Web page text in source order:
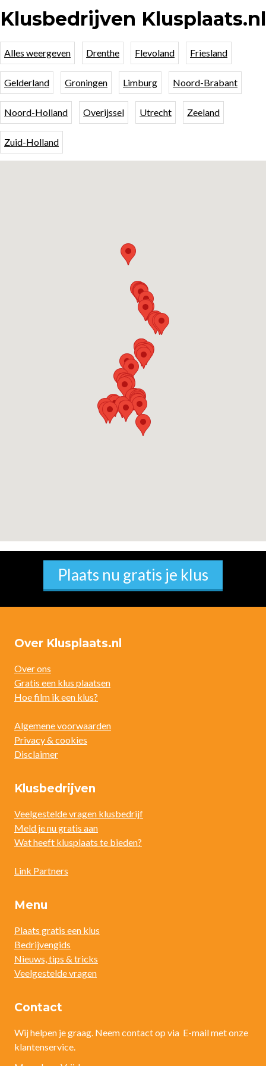
Klusbedrijven Klusplaats.nl
Alles weergeven Drenthe Flevoland Friesland
Gelderland Groningen Limburg Noord-Brabant
Noord-Holland Overijssel Utrecht Zeeland
Zuid-Holland
Plaats nu gratis je klus
Over Klusplaats.nl
Over ons
Gratis een klus plaatsen
Hoe film ik een klus?
Algemene voorwaarden
Privacy & cookies
Disclaimer
Klusbedrijven
Veelgestelde vragen klusbedrijf
Meld je nu gratis aan
Wat heeft klusplaats te bieden?
Link Partners
Menu
Plaats gratis een klus
Bedrijvengids
Nieuws, tips & tricks
Veelgestelde vragen
Contact
Wij helpen je graag. Neem contact op via E-mail met onze
klantenservice.